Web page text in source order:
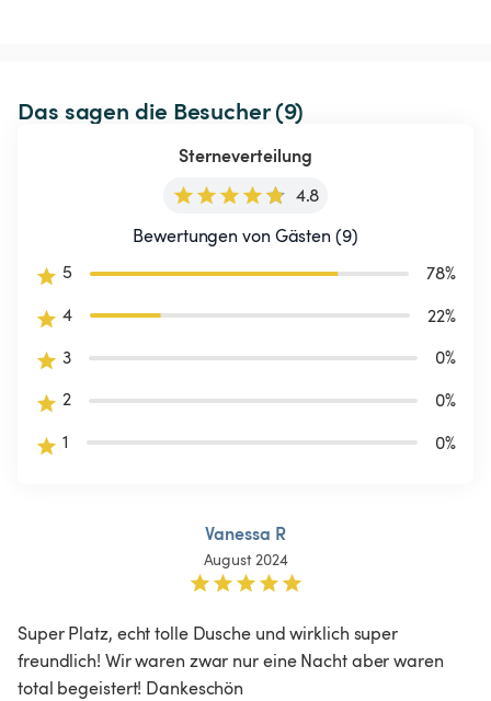
Das sagen die Besucher (9)
Sterneverteilung
4.8
Bewertungen von Gästen (9)
5
78%
4
22%
3
0%
2
0%
1
0%
Vanessa R
August 2024
Super Platz, echt tolle Dusche und wirklich super
freundlich! Wir waren zwar nur eine Nacht aber waren
total begeistert! Dankeschön